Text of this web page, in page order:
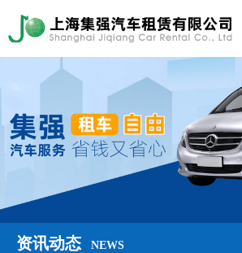
资讯动态 NEWS